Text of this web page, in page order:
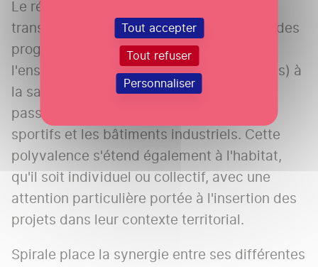
Tout accepter
Tout refuser
Personnaliser
Le réseau se distingue par une expertise
transverse lui permettant d'intervenir sur des
programmes d'une grande diversité : de
l'enseignement (écoles, lycées, universités) à
la santé (EHPAD, centres hospitaliers), en
passant par les équipements culturels,
sportifs et les bâtiments industriels. Cette
polyvalence s'étend également à l'habitat,
qu'il soit individuel ou collectif, avec une
attention particulière portée à l'insertion des
projets dans leur contexte territorial.
Spirale place la synergie entre ses différentes